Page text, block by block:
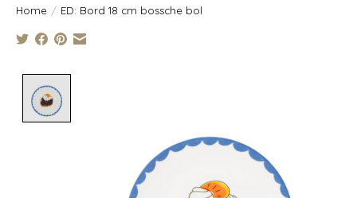
Home / ED: Bord 18 cm bossche bol